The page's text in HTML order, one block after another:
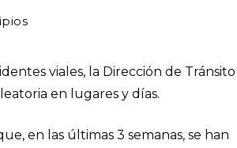
viales, la Dirección de
en lugares y días.
en las últimas 3 semanas, se han